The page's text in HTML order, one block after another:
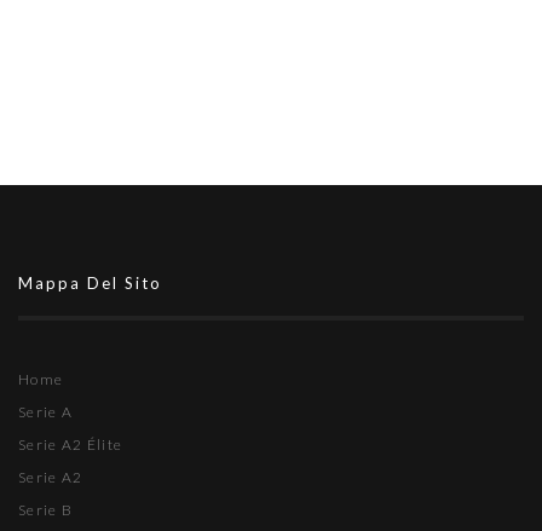
Mappa Del Sito
Home
Serie A
Serie A2 Élite
Serie A2
Serie B